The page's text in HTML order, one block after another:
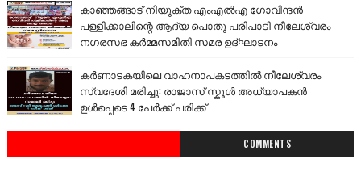
കാഞ്ഞങ്ങാട് നിയുക്ത എംഎൽഎ ഗോവിന്ദൻ
പള്ളിക്കാലിന്റെ ആദ്യ പൊതു പരിപാടി നീലേശ്വരം
നഗരസഭ കർമ്മസമിതി സമര ഉദ്ഘാടനം
കർണാടകയിലെ വാഹനാപകടത്തിൽ നീലേശ്വരം
സ്വദേശി മരിച്ചു: രാജാസ് സ്കൂൾ അധ്യാപകൻ
ഉൾപ്പെടെ 4 പേർക്ക് പരിക്ക്
COMMENTS